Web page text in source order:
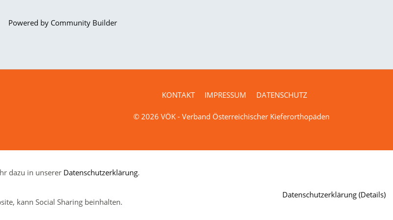
Powered by Community Builder
KONTAKT IMPRESSUM DATENSCHUTZ
© 2026 VÖK - Verband Österreichischer Kieferorthopäden
dazu in unserer Datenschutzerklärung.
Datenschutzerklärung (Details)
kann Social Sharing beinhalten.